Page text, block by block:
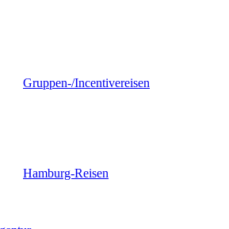
Gruppen-/Incentivereisen
Hamburg-Reisen